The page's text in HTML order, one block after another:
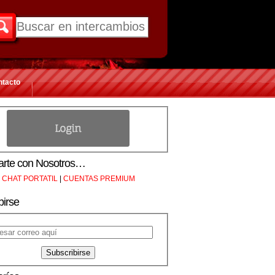
con Nosotros…
CHAT PORTATIL | CUENTAS PREMIUM